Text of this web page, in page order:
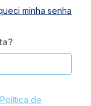
minha senha
Política de